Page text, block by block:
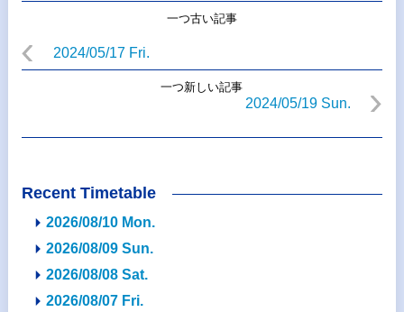
一つ古い記事
2024/05/17 Fri.
一つ新しい記事
2024/05/19 Sun.
Recent Timetable
2026/08/10 Mon.
2026/08/09 Sun.
2026/08/08 Sat.
2026/08/07 Fri.